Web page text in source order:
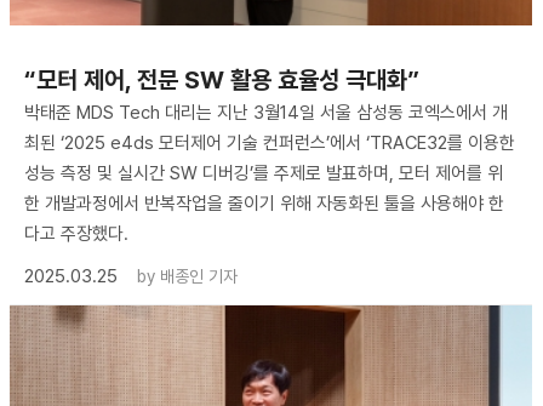
“모터 제어, 전문 SW 활용 효율성 극대화”
박태준 MDS Tech 대리는 지난 3월14일 서울 삼성동 코엑스에서 개
최된 ‘2025 e4ds 모터제어 기술 컨퍼런스’에서 ‘TRACE32를 이용한
성능 측정 및 실시간 SW 디버깅’를 주제로 발표하며, 모터 제어를 위
한 개발과정에서 반복작업을 줄이기 위해 자동화된 툴을 사용해야 한
다고 주장했다.
2025.03.25
by 배종인 기자